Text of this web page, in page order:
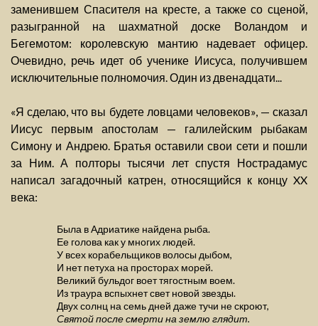
заменившем Спасителя на кресте, а также со сценой,
разыгранной на шахматной доске Воландом и
Бегемотом: королевскую мантию надевает офицер.
Очевидно, речь идет об ученике Иисуса, получившем
исключительные полномочия. Один из двенадцати...
«Я сделаю, что вы будете ловцами человеков», — сказал
Иисус первым апостолам — галилейским рыбакам
Симону и Андрею. Братья оставили свои сети и пошли
за Ним. А полторы тысячи лет спустя Нострадамус
написал загадочный катрен, относящийся к концу XX
века:
Была в Адриатике найдена рыба.
Ее голова как у многих людей.
У всех корабельщиков волосы дыбом,
И нет петуха на просторах морей.
Великий бульдог воет тягостным воем.
Из траура вспыхнет свет новой звезды.
Двух солнц на семь дней даже тучи не скроют,
Святой после смерти на землю глядит.